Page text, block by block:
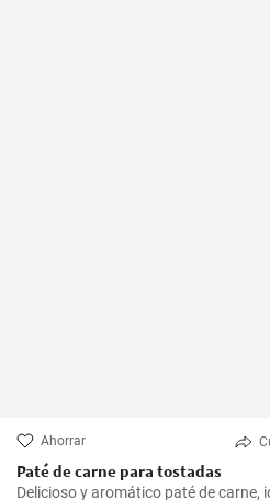
Ahorrar
Paté de carne para tostadas
Delicioso y aromático paté de carne,